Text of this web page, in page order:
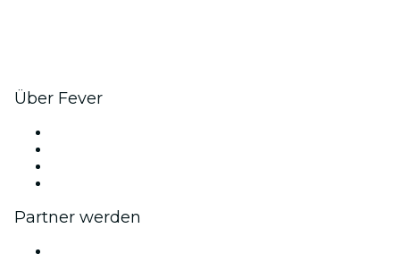
Über Fever
Partner werden